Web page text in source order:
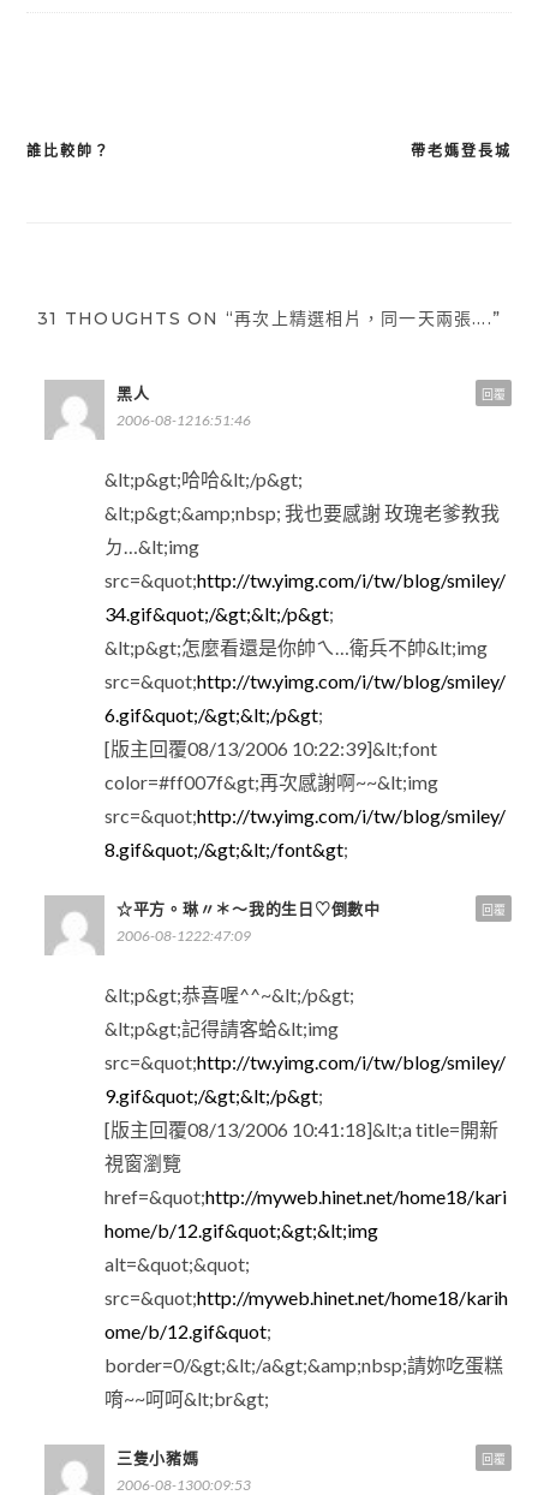
文
誰比較帥？ 帶老媽登長城
31 THOUGHTS ON “再次上精選相片，同一天兩張….”
黑人
2006-08-1216:51:46
&lt;p&gt;哈哈&lt;/p&gt;
&lt;p&gt;&amp;nbsp; 我也要感謝 玫瑰老爹教我
ㄉ…&lt;img
src=&quot;http://tw.yimg.com/i/tw/blog/smiley/
34.gif&quot;/&gt;&lt;/p&gt;
&lt;p&gt;怎麼看還是你帥ㄟ…衛兵不帥&lt;img
src=&quot;http://tw.yimg.com/i/tw/blog/smiley/
6.gif&quot;/&gt;&lt;/p&gt;
[版主回覆08/13/2006 10:22:39]&lt;font
color=#ff007f&gt;再次感謝啊~~&lt;img
src=&quot;http://tw.yimg.com/i/tw/blog/smiley/
8.gif&quot;/&gt;&lt;/font&gt;
回覆
☆平方。琳〃＊～我的生日♡倒數中
2006-08-1222:47:09
&lt;p&gt;恭喜喔^^~&lt;/p&gt;
&lt;p&gt;記得請客蛤&lt;img
src=&quot;http://tw.yimg.com/i/tw/blog/smiley/
9.gif&quot;/&gt;&lt;/p&gt;
[版主回覆08/13/2006 10:41:18]&lt;a title=開新
視窗瀏覽
href=&quot;http://myweb.hinet.net/home18/kari
home/b/12.gif&quot;&gt;&lt;img
alt=&quot;&quot;
src=&quot;http://myweb.hinet.net/home18/karih
ome/b/12.gif&quot;
border=0/&gt;&lt;/a&gt;&amp;nbsp;請妳吃蛋糕
唷~~呵呵&lt;br&gt;
回覆
三隻小豬媽
2006-08-1300:09:53
回覆